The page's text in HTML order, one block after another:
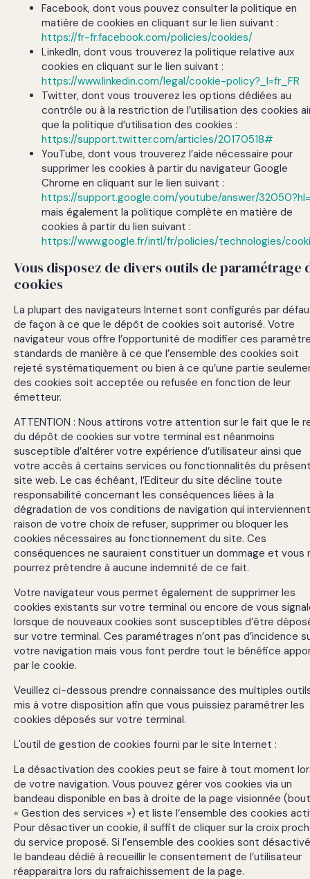
Facebook, dont vous pouvez consulter la politique en
matière de cookies en cliquant sur le lien suivant :
https://fr-fr.facebook.com/policies/cookies/
LinkedIn, dont vous trouverez la politique relative aux
cookies en cliquant sur le lien suivant :
https://www.linkedin.com/legal/cookie-policy?_l=fr_FR
Twitter, dont vous trouverez les options dédiées au
contrôle ou à la restriction de l’utilisation des cookies
que la politique d’utilisation des cookies :
https://support.twitter.com/articles/20170518#
YouTube, dont vous trouverez l’aide nécessaire pour
supprimer les cookies à partir du navigateur Google
Chrome en cliquant sur le lien suivant :
https://support.google.com/youtube/answer/
mais également la politique complète en matière de
cookies à partir du lien suivant :
https://www.google.fr/intl/fr/policies/technologies/
Vous disposez de divers outils de paramétrage
cookies
La plupart des navigateurs Internet sont configurés par
de façon à ce que le dépôt de cookies soit autorisé. Votre
navigateur vous offre l’opportunité de modifier ces
standards de manière à ce que l’ensemble des cookies soit
rejeté systématiquement ou bien à ce qu’une partie
des cookies soit acceptée ou refusée en fonction de leur
émetteur.
ATTENTION : Nous attirons votre attention sur le fait que le
du dépôt de cookies sur votre terminal est néanmoins
susceptible d’altérer votre expérience d’utilisateur ainsi que
votre accès à certains services ou fonctionnalités du
site web. Le cas échéant, l’Editeur du site décline toute
responsabilité concernant les conséquences liées à la
dégradation de vos conditions de navigation qui
raison de votre choix de refuser, supprimer ou bloquer les
cookies nécessaires au fonctionnement du site. Ces
conséquences ne sauraient constituer un dommage et vous
pourrez prétendre à aucune indemnité de ce fait.
Votre navigateur vous permet également de supprimer les
cookies existants sur votre terminal ou encore de vous
lorsque de nouveaux cookies sont susceptibles d’être
sur votre terminal. Ces paramétrages n’ont pas d’incidence
votre navigation mais vous font perdre tout le bénéfice
par le cookie.
Veuillez ci-dessous prendre connaissance des multiples
mis à votre disposition afin que vous puissiez paramétrer les
cookies déposés sur votre terminal.
L'outil de gestion de cookies fourni par le site Internet :
La désactivation des cookies peut se faire à tout moment
de votre navigation. Vous pouvez gérer vos cookies via un
bandeau disponible en bas à droite de la page visionnée
« Gestion des services ») et liste l’ensemble des cookies
Pour désactiver un cookie, il suffit de cliquer sur la croix
du service proposé. Si l’ensemble des cookies sont
le bandeau dédié à recueillir le consentement de l’utilisateur
réapparaitra lors du rafraichissement de la page.